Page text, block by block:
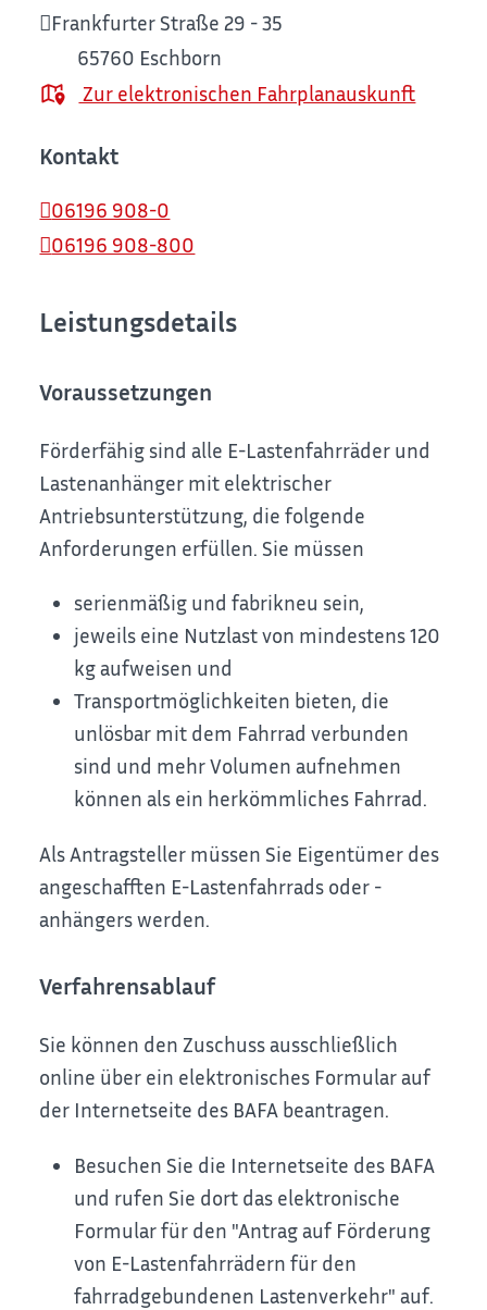
Frankfurter Straße 29 - 35
65760 Eschborn
Zur elektronischen Fahrplanauskunft
Kontakt
06196 908-0
06196 908-800
Leistungsdetails
Voraussetzungen
Förderfähig sind alle E-Lastenfahrräder und
Lastenanhänger mit elektrischer
Antriebsunterstützung, die folgende
Anforderungen erfüllen. Sie müssen
serienmäßig und fabrikneu sein,
jeweils eine Nutzlast von mindestens 120
kg aufweisen und
Transportmöglichkeiten bieten, die
unlösbar mit dem Fahrrad verbunden
sind und mehr Volumen aufnehmen
können als ein herkömmliches Fahrrad.
Als Antragsteller müssen Sie Eigentümer des
angeschafften E-Lastenfahrrads oder -
anhängers werden.
Verfahrensablauf
Sie können den Zuschuss ausschließlich
online über ein elektronisches Formular auf
der Internetseite des BAFA beantragen.
Besuchen Sie die Internetseite des BAFA
und rufen Sie dort das elektronische
Formular für den "Antrag auf Förderung
von E-Lastenfahrrädern für den
fahrradgebundenen Lastenverkehr" auf.